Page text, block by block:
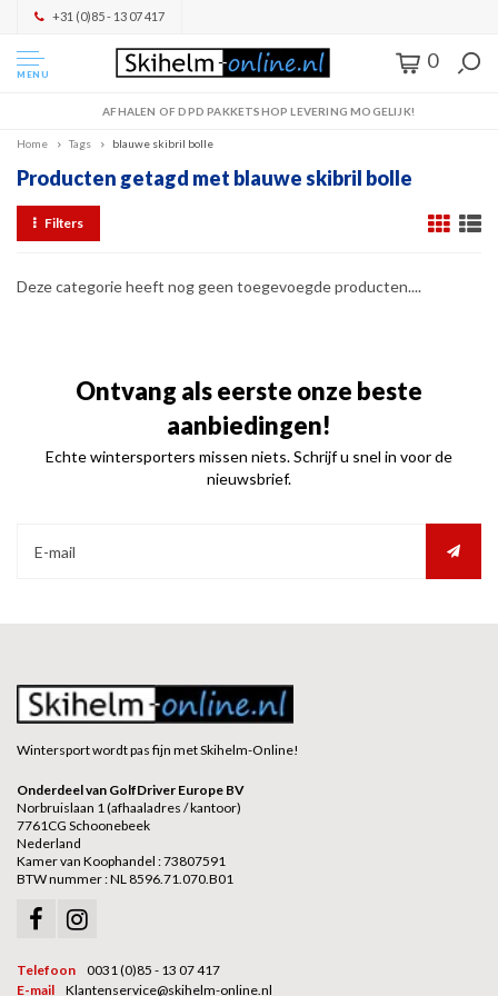
+31 (0)85 - 13 07 417
MENU
0
AFHALEN OF DPD PAKKETSHOP LEVERING MOGELIJK!
Home Tags blauwe skibril bolle
Producten getagd met blauwe skibril bolle
Filters
Deze categorie heeft nog geen toegevoegde producten....
Ontvang als eerste onze beste
aanbiedingen!
Echte wintersporters missen niets. Schrijf u snel in voor de
nieuwsbrief.
Wintersport wordt pas fijn met Skihelm-Online!
Onderdeel van GolfDriver Europe BV
Norbruislaan 1 (afhaaladres / kantoor)
7761CG Schoonebeek
Nederland
Kamer van Koophandel : 73807591
BTW nummer : NL 8596.71.070.B01
Telefoon
0031 (0)85 - 13 07 417
E-mail
Klantenservice@skihelm-online.nl